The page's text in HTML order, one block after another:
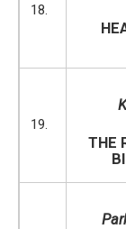
18.
19.
THE